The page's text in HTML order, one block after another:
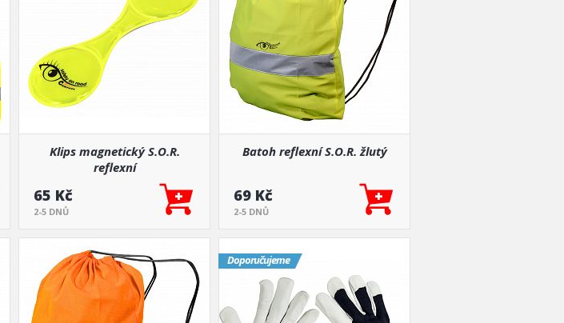
Klips magnetický S.O.R.
reflexní
65 Kč
2-5 DNŮ
Batoh reflexní S.O.R. žlutý
69 Kč
2-5 DNŮ
Doporučujeme